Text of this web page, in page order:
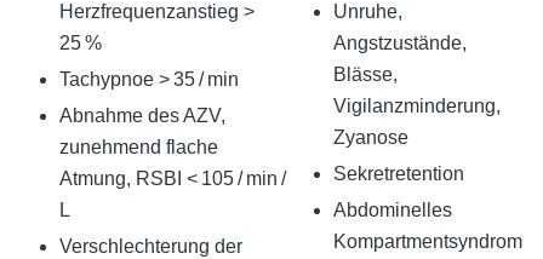
Herzfrequenzanstieg >
25 %
Tachypnoe > 35 / min
Abnahme des AZV,
zunehmend flache
Atmung, RSBI < 105 / min /
L
Verschlechterung der
Unruhe,
Angstzustände,
Blässe,
Vigilanzminderung,
Zyanose
Sekretretention
Abdominelles
Kompartmentsyndrom